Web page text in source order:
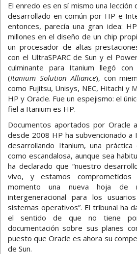
El enredo es en sí mismo una lección
desarrollado en común por HP e
entonces, parecía una gran idea:
millones en el diseño de un chip
un procesador de altas
con el UltraSPARC de Sun y el
culminante para Itanium llegó
(Itanium Solution Alliance), con
como Fujitsu, Unisys, NEC, Hitachi y
HP y Oracle. Fue un espejismo: el
fiel a Itanium es HP.
Documentos aportados por Oracle
desde 2008 HP ha subvencionado a
desarrollando Itanium, una
como escandalosa, aunque sea
ha declarado que “nuestro
vivo, y estamos
momento una nueva hoja de
intergeneracional para los
sistemas operativos”. El tribunal ha
el sentido de que no tiene
documentación sobre sus planes
puesto que Oracle es ahora su
de Sun.